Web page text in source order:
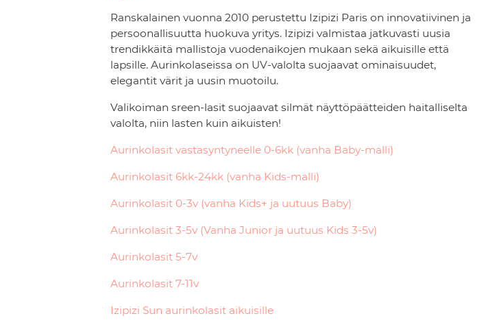
Ranskalainen vuonna 2010 perustettu Izipizi Paris on innovatiivinen ja
persoonallisuutta huokuva yritys. Izipizi valmistaa jatkuvasti uusia
trendikkäitä mallistoja vuodenaikojen mukaan sekä aikuisille että
lapsille. Aurinkolaseissa on UV-valolta suojaavat ominaisuudet,
elegantit värit ja uusin muotoilu.
Valikoiman sreen-lasit suojaavat silmät näyttöpäätteiden haitalliselta
valolta, niin lasten kuin aikuisten!
Aurinkolasit vastasyntyneelle 0-6kk (vanha Baby-malli)
Aurinkolasit 6kk-24kk (vanha Kids-malli)
Aurinkolasit 0-3v (vanha Kids+ ja uutuus Baby)
Aurinkolasit 3-5v (Vanha Junior ja uutuus Kids 3-5v)
Aurinkolasit 5-7v
Aurinkolasit 7-11v
Izipizi Sun aurinkolasit aikuisille